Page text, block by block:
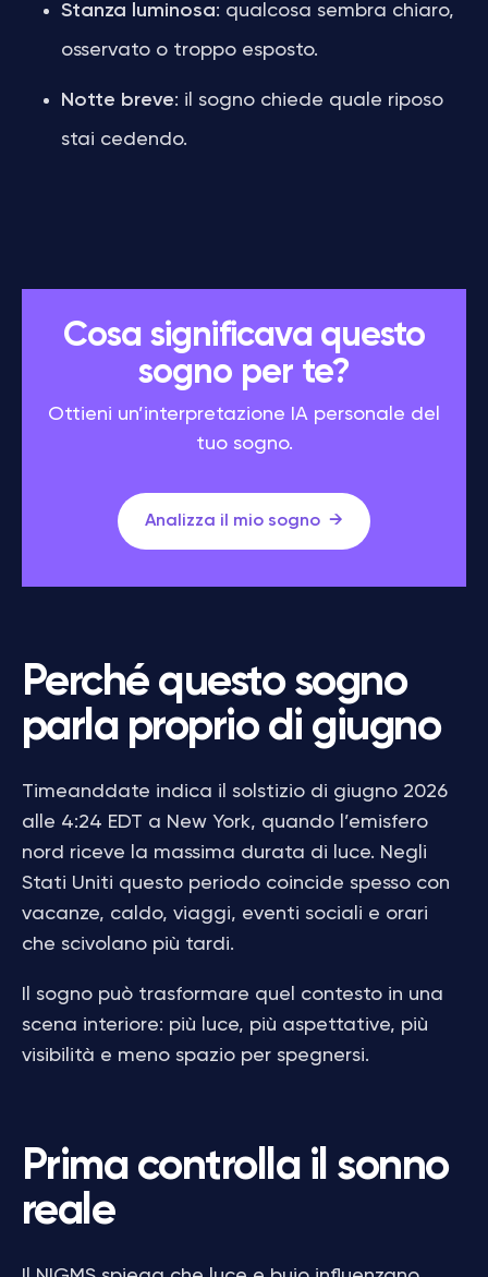
Stanza luminosa: qualcosa sembra chiaro,
osservato o troppo esposto.
Notte breve: il sogno chiede quale riposo
stai cedendo.
Cosa significava questo
sogno per te?
Ottieni un’interpretazione IA personale del
tuo sogno.
Analizza il mio sogno
Perché questo sogno
parla proprio di giugno
Timeanddate indica il solstizio di giugno 2026
alle 4:24 EDT a New York, quando l’emisfero
nord riceve la massima durata di luce. Negli
Stati Uniti questo periodo coincide spesso con
vacanze, caldo, viaggi, eventi sociali e orari
che scivolano più tardi.
Il sogno può trasformare quel contesto in una
scena interiore: più luce, più aspettative, più
visibilità e meno spazio per spegnersi.
Prima controlla il sonno
reale